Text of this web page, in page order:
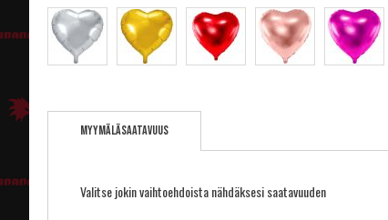
to
Myymäläsaatavuus
Valitse jokin vaihtoehdoista nähdäksesi saatavuuden